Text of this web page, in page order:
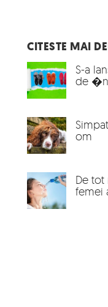
CITESTE MAI
S-a
de
om
De tot
femei